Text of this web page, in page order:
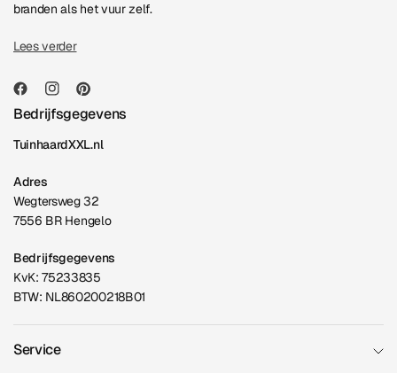
branden als het vuur zelf.
Lees verder
Bedrijfsgegevens
TuinhaardXXL.nl
Adres
Wegtersweg 32
7556 BR Hengelo
Bedrijfsgegevens
KvK: 75233835
BTW: NL860200218B01
Service